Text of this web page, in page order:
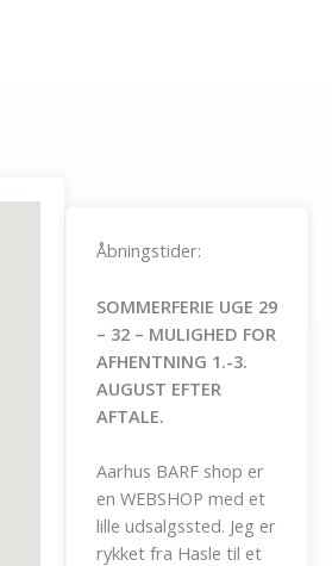
Åbningstider:
SOMMERFERIE UGE 29
– 32 – MULIGHED FOR
AFHENTNING 1.-3.
AUGUST EFTER
AFTALE.
Aarhus BARF shop er
en WEBSHOP med et
lille udsalgssted. Jeg er
rykket fra Hasle til et